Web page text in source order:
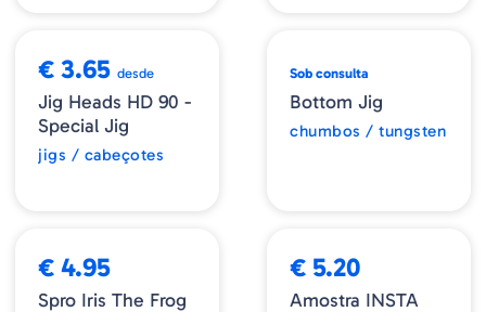
€ 3.65 desde
Jig Heads HD 90 -
Special Jig
jigs / cabeçotes
Sob consulta
Bottom Jig
chumbos / tungsten
€ 4.95
Spro Iris The Frog
€ 5.20
Amostra INSTA